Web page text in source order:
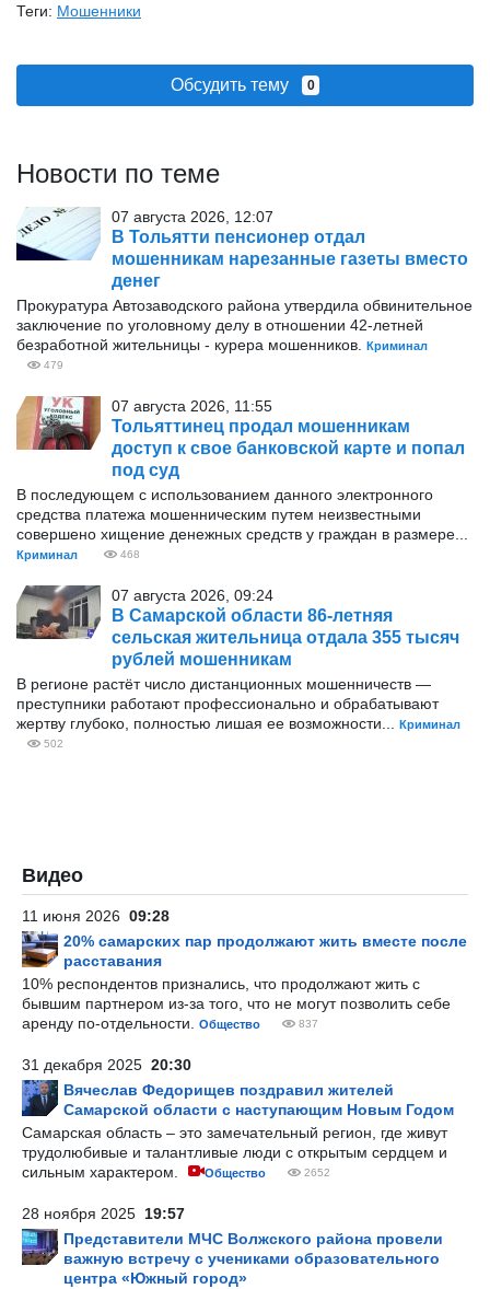
Теги: Мошенники
Обсудить тему 0
Новости по теме
07 августа 2026, 12:07
В Тольятти пенсионер отдал
мошенникам нарезанные газеты вместо
денег
Прокуратура Автозаводского района утвердила обвинительное
заключение по уголовному делу в отношении 42-летней
безработной жительницы - курера мошенников.
Криминал
479
07 августа 2026, 11:55
Тольяттинец продал мошенникам
доступ к свое банковской карте и попал
под суд
В последующем с использованием данного электронного
средства платежа мошенническим путем неизвестными
совершено хищение денежных средств у граждан в размере...
Криминал 468
07 августа 2026, 09:24
В Самарской области 86-летняя
сельская жительница отдала 355 тысяч
рублей мошенникам
В регионе растёт число дистанционных мошенничеств —
преступники работают профессионально и обрабатывают
жертву глубоко, полностью лишая ее возможности...
Криминал
502
Видео
11 июня 2026 09:28
20% самарских пар продолжают жить вместе после
расставания
10% респондентов признались, что продолжают жить с
бывшим партнером из-за того, что не могут позволить себе
аренду по-отдельности.
Общество 837
31 декабря 2025 20:30
Вячеслав Федорищев поздравил жителей
Самарской области с наступающим Новым Годом
Самарская область – это замечательный регион, где живут
трудолюбивые и талантливые люди с открытым сердцем и
сильным характером.
Общество 2652
28 ноября 2025 19:57
Представители МЧС Волжского района провели
важную встречу с учениками образовательного
центра «Южный город»